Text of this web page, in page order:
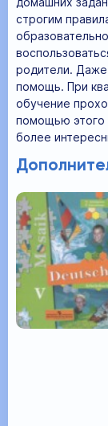
строгим
родители.
помощь. При
обучение
помощью этого
более